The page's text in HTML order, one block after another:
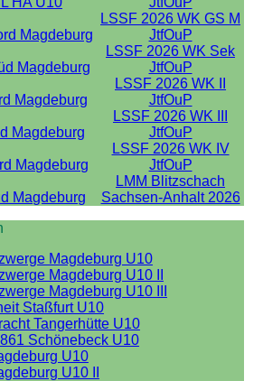
Magdeburg
LSSF 2026 WK GS M
JtfOuP
Magdeburg
LSSF 2026 WK Sek
JtfOuP
Magdeburg
LSSF 2026 WK II
JtfOuP
Magdeburg
LSSF 2026 WK III
JtfOuP
Magdeburg
LSSF 2026 WK IV
JtfOuP
Magdeburg
LMM Blitzschach
Sachsen-Anhalt 2026
Magdeburg U10
Magdeburg U10 II
Magdeburg U10 III
Staßfurt U10
Tangerhütte U10
Schönebeck U10
U10
U10 II